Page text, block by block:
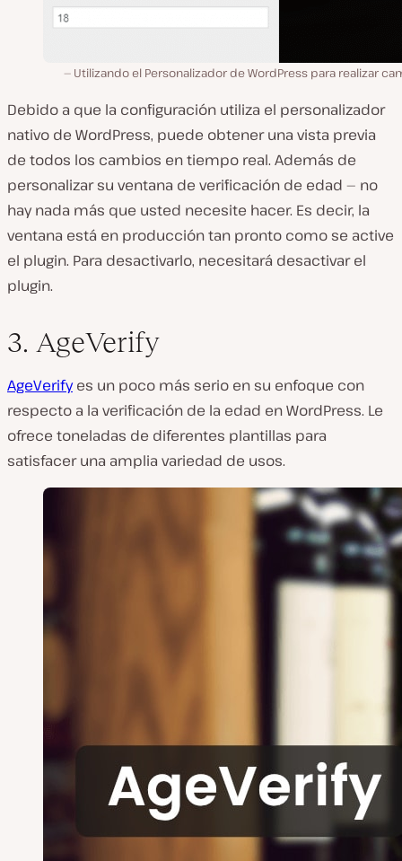
Utilizando el Personalizador de WordPress para realizar
Debido a que la configuración utiliza el personalizador
nativo de WordPress, puede obtener una vista previa
de todos los cambios en tiempo real. Además de
personalizar su ventana de verificación de edad — no
hay nada más que usted necesite hacer. Es decir, la
ventana está en producción tan pronto como se active
el plugin. Para desactivarlo, necesitará desactivar el
plugin.
3. AgeVerify
AgeVerifyes un poco más serio en su enfoque con
respecto a la verificación de la edad en WordPress. Le
ofrece toneladas de diferentes plantillas para
satisfacer una amplia variedad de usos.